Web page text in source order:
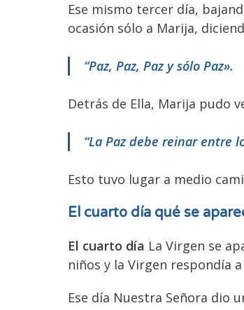
Ese mismo tercer día,
ocasión sólo a Marija,
“Paz, Paz, Paz y sólo Paz».
Detrás de Ella, Marija pudo
“La Paz debe reinar entre
Esto tuvo lugar a medio
El cuarto día qué se
El cuarto día La Virgen se
niños y la Virgen respondía
Ese día Nuestra Señora dio